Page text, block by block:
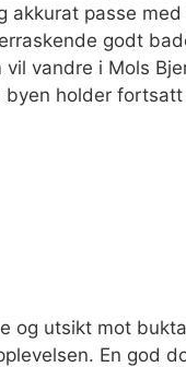
passe
godt
vandre i Mols
holder
og utsikt mot
En god